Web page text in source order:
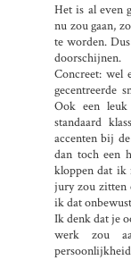
Het is al even
nu zou gaan,
te worden.
doorschijnen.
Concreet: wel
gecentreerde
Ook een
standaard
accenten bij
dan toch een
kloppen dat ik
jury zou zitten
ik dat
Ik denk dat je
werk zou